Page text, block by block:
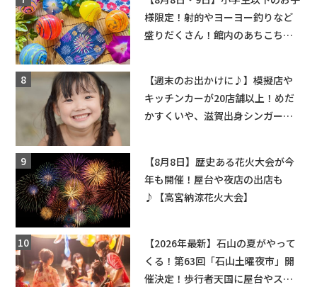
様限定！射的やヨーヨー釣りなど
盛りだくさん！館内のあちこちに
【週末のお出かけに♪】模擬店や
キッチンカーが20店舗以上！めだ
かすくいや、滋賀出身シンガーソ
【8月8日】歴史ある花火大会が今
年も開催！屋台や夜店の出店も
♪【高宮納涼花火大会】
【2026年最新】石山の夏がやって
くる！第63回「石山土曜夜市」開
催決定！歩行者天国に屋台やステ